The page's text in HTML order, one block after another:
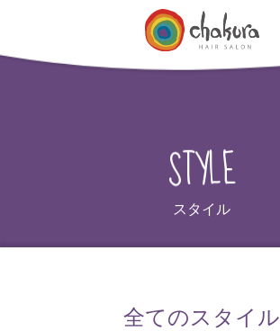
STYLE
スタイル
全てのスタイル